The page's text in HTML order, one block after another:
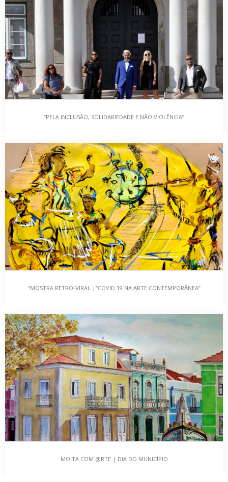
através da Arquiteta Olívia da…
“PELA INCLUSÃO, SOLIDARIEDADE E NÃO
VIOLÊNCIA”
Faço parte da primeira leva do século passado de imigrantes
vindos de África. Sou natural de…
“PELA INCLUSÃO, SOLIDARIEDADE E NÃO VIOLÊNCIA”
“MOSTRA RETRO-VIRAL |“COVID 19 NA ARTE
CONTEMPORÂNEA”
Mostra Retro Viral | Na Arte Contemporânea e a Possibilidade do
Novo A Mostra de Artes…
“MOSTRA RETRO-VIRAL |“COVID 19 NA ARTE CONTEMPORÂNEA”
MOITA COM @RTE | DIA DO MUNICÍPIO